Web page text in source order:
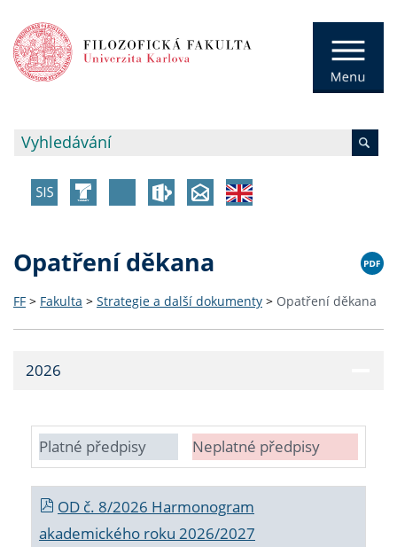
Opatření děkana
FF > Fakulta > Strategie a další dokumenty > Opatření děkana
2026
Platné předpisy Neplatné předpisy
OD č. 8/2026 Harmonogram
akademického roku 2026/2027